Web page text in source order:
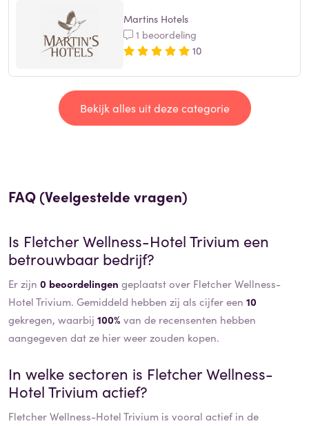
Martins Hotels
1 beoordeling
10
Bekijk alles uit deze categorie
FAQ (Veelgestelde vragen)
Is Fletcher Wellness-Hotel Trivium een
betrouwbaar bedrijf?
Er zijn 0 beoordelingen geplaatst over Fletcher Wellness-
Hotel Trivium. Gemiddeld hebben zij als cijfer een 10
gekregen, waarbij 100% van de recensenten hebben
aangegeven dat ze hier weer zouden kopen.
In welke sectoren is Fletcher Wellness-
Hotel Trivium actief?
Fletcher Wellness-Hotel Trivium is vooral actief in de